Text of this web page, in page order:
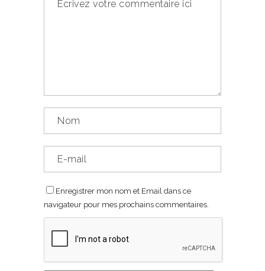
Enregistrer mon nom et Email dans ce
navigateur pour mes prochains commentaires.